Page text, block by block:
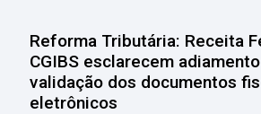
Reforma Tributária: Receita
CGIBS esclarecem
validação dos documentos
eletrônicos